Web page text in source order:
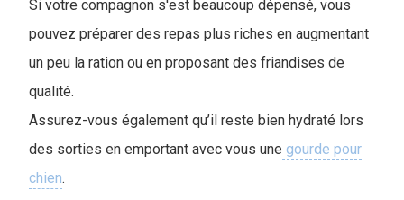
Si votre compagnon s'est beaucoup dépensé, vous
pouvez préparer des repas plus riches en augmentant
un peu la ration ou en proposant des friandises de
qualité.
Assurez-vous également qu’il reste bien hydraté lors
des sorties en emportant avec vous une gourde pour
chien.